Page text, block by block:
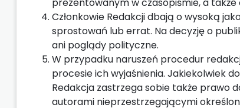
Członkowie Redakcji dbają o wysoką
sprostowań lub errat. Na decyzję o
ani poglądy polityczne.
W przypadku naruszeń procedur
procesie ich wyjaśnienia. Jakiekolwiek
Redakcja zastrzega sobie także prawo
autorami nieprzestrzegającymi